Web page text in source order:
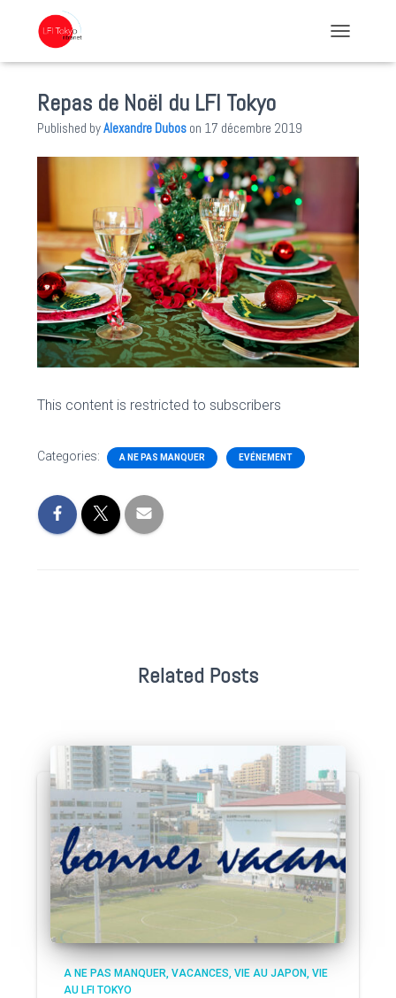
Repas de Noël du LFI Tokyo
Published byAlexandre Dubos on 17 décembre 2019
This content is restricted to subscribers
Categories: A NE PAS MANQUER EVÉNEMENT
Related Posts
A NE PAS MANQUER VACANCES VIE AU JAPON VIE
AU LFI TOKYO